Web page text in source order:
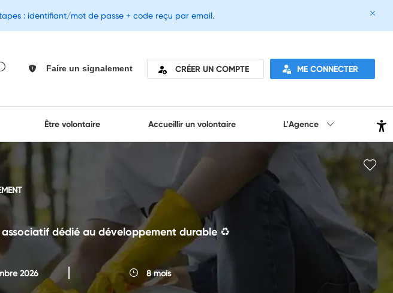
Faire un signalement CRÉER UN COMPTE ME CONNECTER
Être volontaire Accueillir un volontaire L'Agence
dédié au développement durable ♻️
2026 8 mois
: identifiant/mot de passe + code reçu par email.